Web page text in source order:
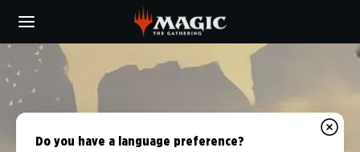
main
content
Do you have a language preference?